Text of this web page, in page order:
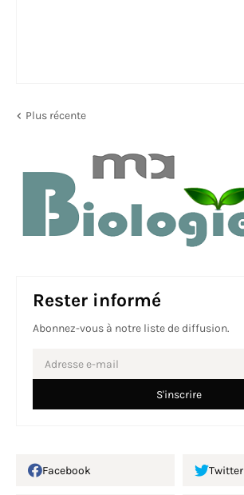
Plus récente
Rester informé
Abonnez-vous à notre liste de diffusion.
Facebook Twitter